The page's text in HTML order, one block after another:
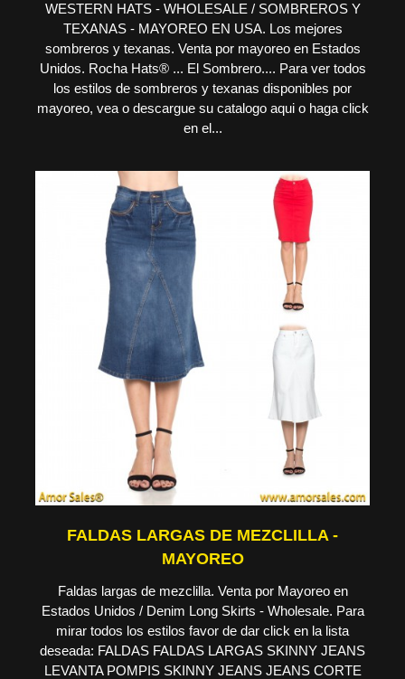
WESTERN HATS - WHOLESALE / SOMBREROS Y
TEXANAS - MAYOREO EN USA. Los mejores
sombreros y texanas. Venta por mayoreo en Estados
Unidos. Rocha Hats® ... El Sombrero.... Para ver todos
los estilos de sombreros y texanas disponibles por
mayoreo, vea o descargue su catalogo aqui o haga click
en el...
FALDAS LARGAS DE MEZCLILLA -
MAYOREO
Faldas largas de mezclilla. Venta por Mayoreo en
Estados Unidos / Denim Long Skirts - Wholesale. Para
mirar todos los estilos favor de dar click en la lista
deseada: FALDAS FALDAS LARGAS SKINNY JEANS
LEVANTA POMPIS SKINNY JEANS JEANS CORTE